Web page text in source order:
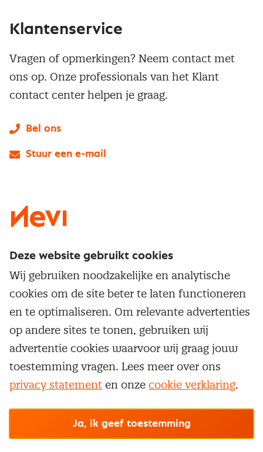
Service & contact
Over inkoop
Netwerk en communities
Aanmelden nieuwsbrief
Word lid van Nevi
Inkoop vacatures
Opzeggen lidmaatschap
Populaire thema's
Aanbesteden
Contractmanagement
Kostenmanagement
Onderhandelen
Supply management
Opleidingen en trainingen
Trainingen
Opleidingen
Maatwerk
Vrijstellingen
Klantenservice
Vragen of opmerkingen? Neem contact met
ons op. Onze professionals van het Klant
contact center helpen je graag.
Bel ons
Stuur een e-mail
Cookievoorkeuren beherenOnzealgemene
© Nevi.nl
Deze website gebruikt cookies
Wij gebruiken noodzakelijke en analytische
cookies om de site beter te laten functioneren
en te optimaliseren. Om relevante advertenties
op andere sites te tonen, gebruiken wij
advertentie cookies waarvoor wij graag jouw
toestemming vragen. Lees meer over ons
privacy statement en onze cookie verklaring.
Ja, ik geef toestemming